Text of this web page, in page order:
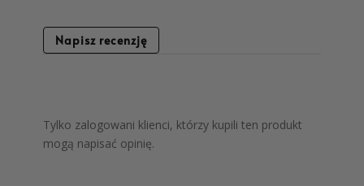
Napisz recenzję
Tylko zalogowani klienci, którzy kupili ten produkt
mogą napisać opinię.